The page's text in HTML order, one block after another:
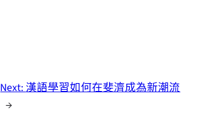
Next: 漢語學習如何在斐濟成為新潮流
→